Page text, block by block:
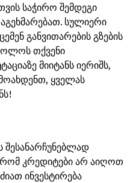
საჭირო შემდეგი
სულიერი
განვითარების გზების
თქვენი
მიიტანს იერიშს,
ყველას
შესანარჩუნებლად
კრედიტები არ აიღოთ
ინვესტირება